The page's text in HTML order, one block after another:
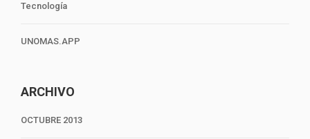
Tecnología
UNOMAS.APP
ARCHIVO
OCTUBRE 2013